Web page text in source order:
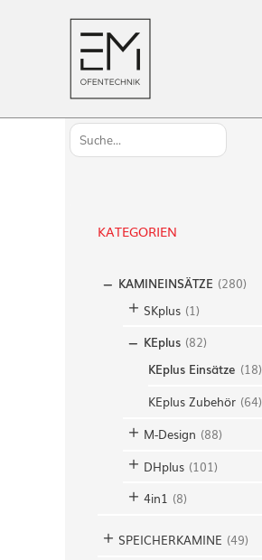
S
u
KATEGORIEN
KAMINEINSÄTZE (280)
SKplus (1)
KEplus (82)
KEplus Einsätze (18)
KEplus Zubehör (64)
M-Design (88)
DHplus (101)
4in1 (8)
SPEICHERKAMINE (49)